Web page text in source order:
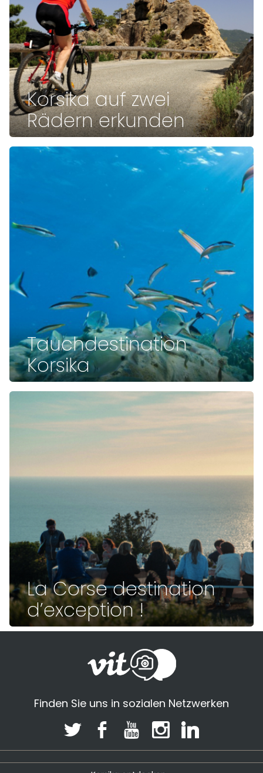
Korsika auf zwei
Rädern erkunden
Tauchdestination
Korsika
La Corse destination
d’exception !
Finden Sie uns in sozialen Netzwerken